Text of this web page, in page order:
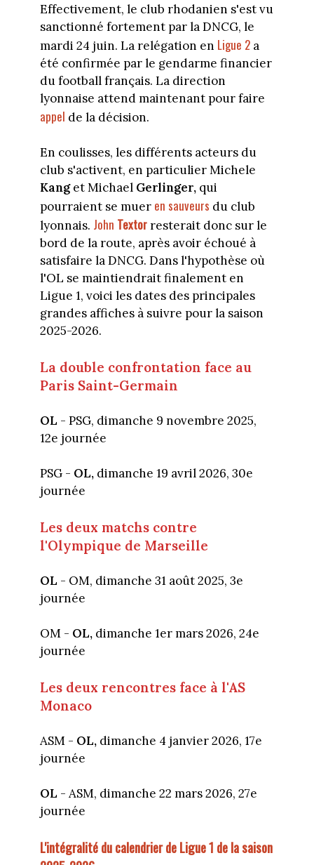
Effectivement, le club rhodanien s'est vu
sanctionné fortement par la DNCG, le
mardi 24 juin. La relégation en Ligue 2a
été confirmée par le gendarme financier
du football français. La direction
lyonnaise attend maintenant pour faire
appel de la décision.
En coulisses, les différents acteurs du
club s'activent, en particulier Michele
Kanget Michael Gerlinger, qui
pourraient se muer en sauveurs du club
lyonnais. John Textorresterait donc sur le
bord de la route, après avoir échoué à
satisfaire la DNCG. Dans l'hypothèse où
l'OL se maintiendrait finalement en
Ligue 1, voici les dates des principales
grandes affiches à suivre pour la saison
2025-2026.
La double confrontation face au
Paris Saint-Germain
OL - PSG, dimanche 9 novembre 2025,
12e journée
PSG - OL,dimanche 19 avril 2026, 30e
journée
Les deux matchs contre
l'Olympique de Marseille
OL - OM, dimanche 31 août 2025, 3e
journée
OM - OL,dimanche 1er mars 2026, 24e
journée
Les deux rencontres face à l'AS
Monaco
ASM - OL,dimanche 4 janvier 2026, 17e
journée
OL - ASM, dimanche 22 mars 2026, 27e
journée
L'intégralité du calendrier de Ligue 1 de la saison